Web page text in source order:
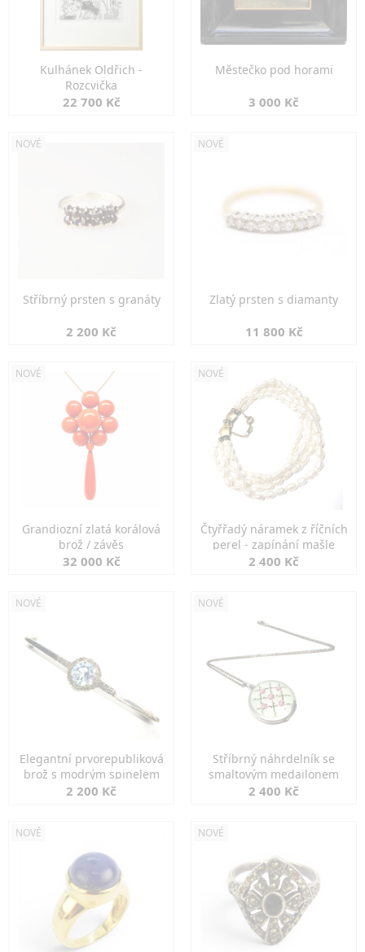
Kulhánek Oldřich -
Rozcvička
22 700 Kč
Městečko pod horami
3 000 Kč
NOVÉ
Stříbrný prsten s granáty
2 200 Kč
NOVÉ
Zlatý prsten s diamanty
11 800 Kč
NOVÉ
Grandiozní zlatá korálová
brož / závěs
32 000 Kč
NOVÉ
Čtyřřadý náramek z říčních
perel - zapínání mašle
2 400 Kč
NOVÉ
Elegantní prvorepubliková
brož s modrým spinelem
2 200 Kč
NOVÉ
Stříbrný náhrdelník se
smaltovým medailonem
2 400 Kč
NOVÉ NOVÉ